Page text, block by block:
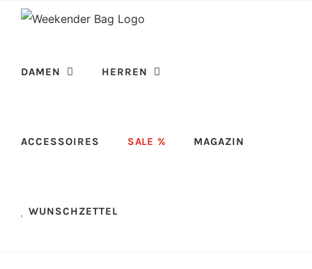
Skip
DAMEN HERREN
ACCESSOIRES SALE % MAGAZIN
WUNSCHZETTEL